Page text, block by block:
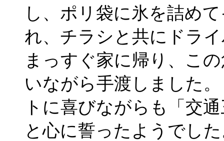
し、ポリ袋に氷を詰め
れ、チラシと共にドラ
まっすぐ家に帰り、こ
いながら手渡しました
トに喜びながらも「交
と心に誓ったようでし